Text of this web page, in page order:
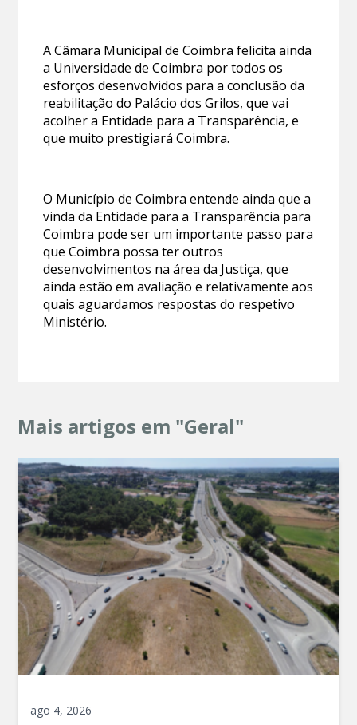
A Câmara Municipal de Coimbra felicita ainda
a Universidade de Coimbra por todos os
esforços desenvolvidos para a conclusão da
reabilitação do Palácio dos Grilos, que vai
acolher a Entidade para a Transparência, e
que muito prestigiará Coimbra.
O Município de Coimbra entende ainda que a
vinda da Entidade para a Transparência para
Coimbra pode ser um importante passo para
que Coimbra possa ter outros
desenvolvimentos na área da Justiça, que
ainda estão em avaliação e relativamente aos
quais aguardamos respostas do respetivo
Ministério.
Mais artigos em "Geral"
ago 4, 2026